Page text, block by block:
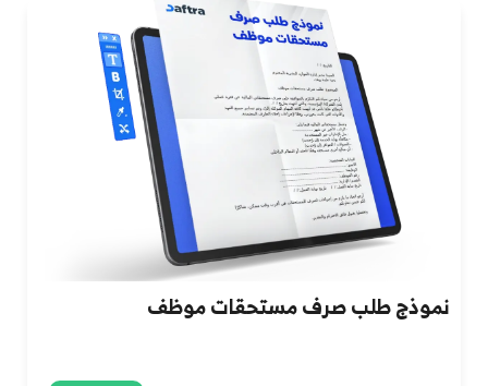
نموذج طلب صرف مستحقات موظف